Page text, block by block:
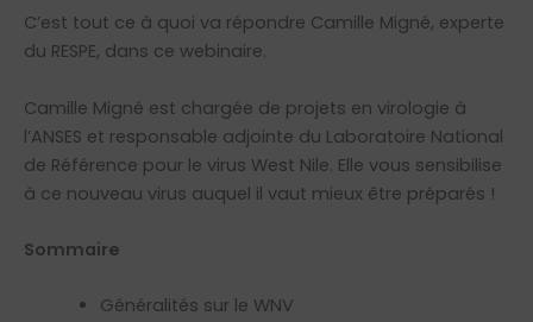
C’est tout ce à quoi va répondre Camille Migné, experte
du RESPE, dans ce webinaire.
Camille Migné est chargée de projets en virologie à
l’ANSES et responsable adjointe du Laboratoire National
de Référence pour le virus West Nile. Elle vous sensibilise
à ce nouveau virus auquel il vaut mieux être préparés !
Sommaire
Généralités sur le WNV